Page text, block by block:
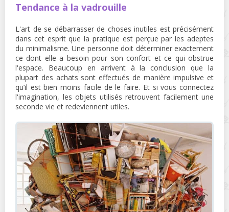
Tendance à la vadrouille
L'art de se débarrasser de choses inutiles est précisément
dans cet esprit que la pratique est perçue par les adeptes
du minimalisme. Une personne doit déterminer exactement
ce dont elle a besoin pour son confort et ce qui obstrue
l'espace. Beaucoup en arrivent à la conclusion que la
plupart des achats sont effectués de manière impulsive et
qu’il est bien moins facile de le faire. Et si vous connectez
l'imagination, les objets utilisés retrouvent facilement une
seconde vie et redeviennent utiles.